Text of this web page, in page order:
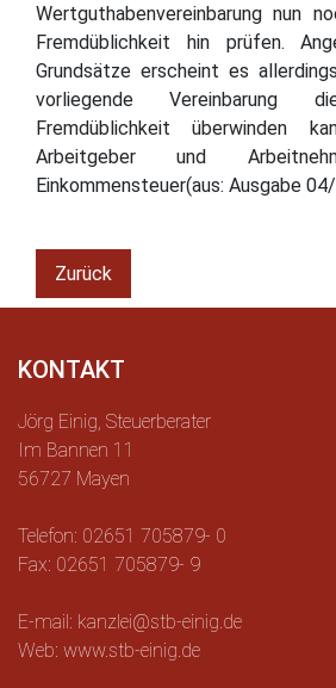
Wertguthabenvereinbarung nun
Fremdüblichkeit hin prüfen.
Grundsätze erscheint es
vorliegende Vereinbarung
Fremdüblichkeit überwinden
Arbeitgeber und
Einkommensteuer(aus: Ausgabe
Zurück
KONTAKT
Jörg Einig, Steuerberater
Im Bannen 11
56727 Mayen
Telefon: 02651 705879- 0
Fax: 02651 705879- 9
E-mail: kanzlei@stb-einig.de
Web: www.stb-einig.de